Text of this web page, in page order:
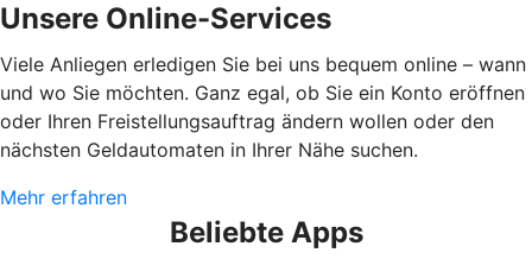
Unsere Online-Services
Viele Anliegen erledigen Sie bei uns bequem online – wann
und wo Sie möchten. Ganz egal, ob Sie ein Konto eröffnen
oder Ihren Freistellungsauftrag ändern wollen oder den
nächsten Geldautomaten in Ihrer Nähe suchen.
Mehr erfahren
Beliebte Apps